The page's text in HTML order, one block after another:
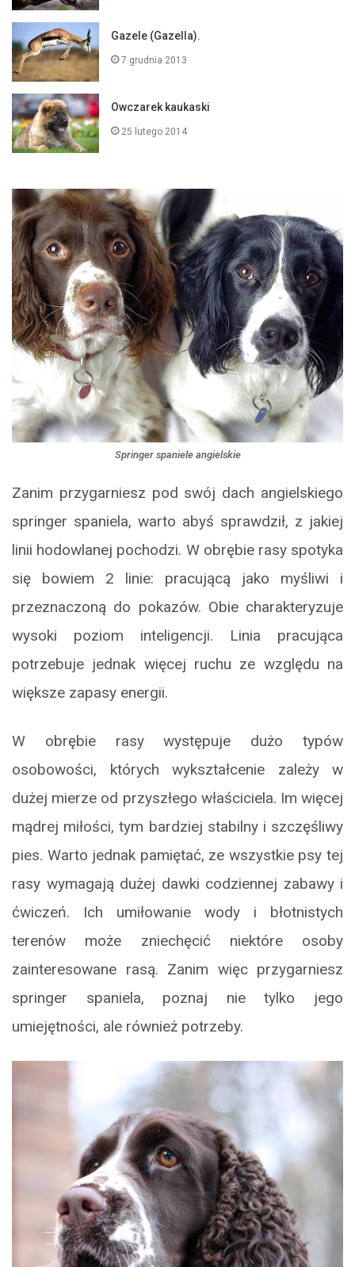
Gazele (Gazella).
7 grudnia 2013
Owczarek kaukaski
25 lutego 2014
Springer spaniele angielskie
Zanim przygarniesz pod swój dach angielskiego
springer spaniela, warto abyś sprawdził, z jakiej
linii hodowlanej pochodzi. W obrębie rasy spotyka
się bowiem 2 linie: pracującą jako myśliwi i
przeznaczoną do pokazów. Obie charakteryzuje
wysoki poziom inteligencji. Linia pracująca
potrzebuje jednak więcej ruchu ze względu na
większe zapasy energii.
W obrębie rasy występuje dużo typów
osobowości, których wykształcenie zależy w
dużej mierze od przyszłego właściciela. Im więcej
mądrej miłości, tym bardziej stabilny i szczęśliwy
pies. Warto jednak pamiętać, ze wszystkie psy tej
rasy wymagają dużej dawki codziennej zabawy i
ćwiczeń. Ich umiłowanie wody i błotnistych
terenów może zniechęcić niektóre osoby
zainteresowane rasą. Zanim więc przygarniesz
springer spaniela, poznaj nie tylko jego
umiejętności, ale również potrzeby.